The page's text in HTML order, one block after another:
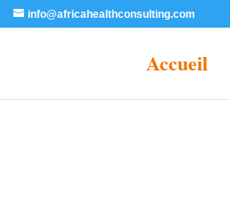
info@africahealthconsulting.com
Accueil